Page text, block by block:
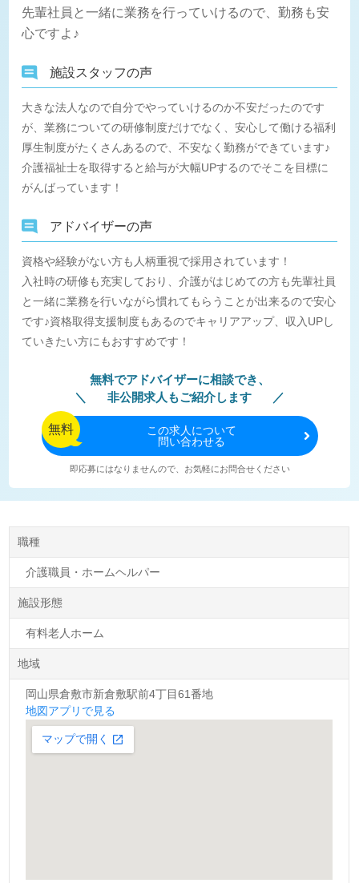
先輩社員と一緒に業務を行っていけるので、勤務も安
心ですよ♪
施設スタッフの声
大きな法人なので自分でやっていけるのか不安だったのです
が、業務についての研修制度だけでなく、安心して働ける福利
厚生制度がたくさんあるので、不安なく勤務ができています♪
介護福祉士を取得すると給与が大幅UPするのでそこを目標に
がんばっています！
アドバイザーの声
資格や経験がない方も人柄重視で採用されています！
入社時の研修も充実しており、介護がはじめての方も先輩社員
と一緒に業務を行いながら慣れてもらうことが出来るので安心
です♪資格取得支援制度もあるのでキャリアアップ、収入UPし
ていきたい方にもおすすめです！
無料でアドバイザーに相談でき、
非公開求人もご紹介します
無料 この求人について
問い合わせる
即応募にはなりませんので、お気軽にお問合せください
職種
介護職員・ホームヘルパー
施設形態
有料老人ホーム
地域
岡山県倉敷市新倉敷駅前4丁目61番地
地図アプリで見る